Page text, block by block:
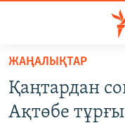
Skip
main
content
САЯСАТ
ЖАҢАЛЫҚТАР
Қаңтардан
Ақтөбе